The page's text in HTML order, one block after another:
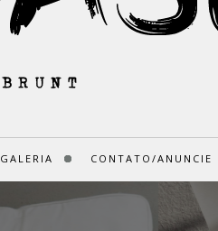
GALERIA CONTATO/ANUNCIE